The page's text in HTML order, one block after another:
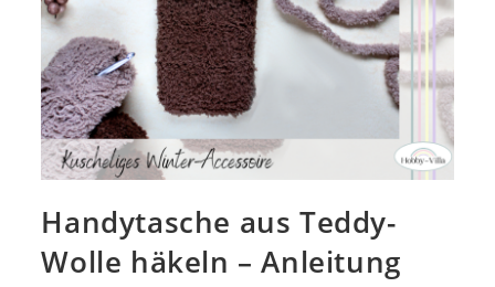
Handytasche aus Teddy-
Wolle häkeln – Anleitung